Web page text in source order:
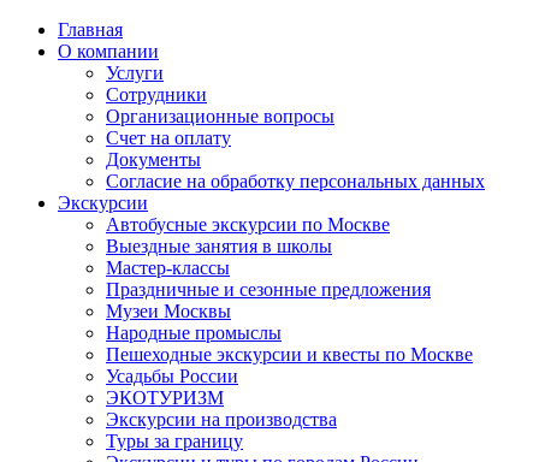
Главная
О компании
Услуги
Сотрудники
Организационные вопросы
Счет на оплату
Документы
Согласие на обработку персональных данных
Экскурсии
Автобусные экскурсии по Москве
Выездные занятия в школы
Мастер-классы
Праздничные и сезонные предложения
Музеи Москвы
Народные промыслы
Пешеходные экскурсии и квесты по Москве
Усадьбы России
ЭКОТУРИЗМ
Экскурсии на производства
Туры за границу